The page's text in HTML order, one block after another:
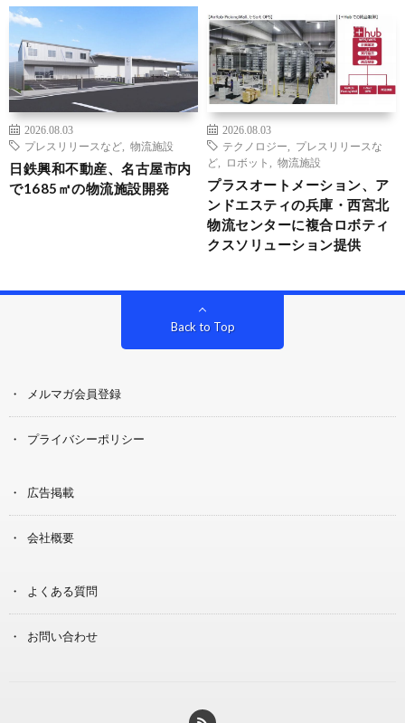
2026.08.03
プレスリリースなど
物流施設
日鉄興和不動産、名古屋市内
で1685㎡の物流施設開発
2026.08.03
テクノロジー
プレスリリースな
ど
ロボット 物流施設
プラスオートメーション、ア
ンドエスティの兵庫・西宮北
物流センターに複合ロボティ
クスソリューション提供
Back to Top
メルマガ会員登録
プライバシーポリシー
広告掲載
会社概要
よくある質問
お問い合わせ